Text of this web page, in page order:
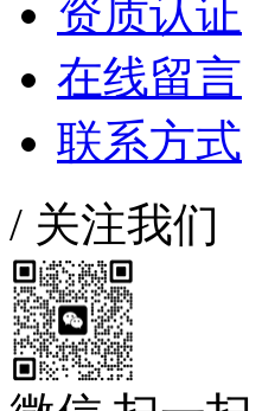
资质认证
在线留言
联系方式
/ 关注我们